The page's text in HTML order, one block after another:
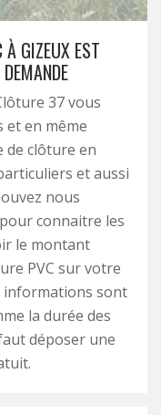
À GIZEUX EST
37 vous
et en même
de clôture en
et aussi
nous
connaitre les
le montant
PVC sur votre
informations sont
la durée des
déposer une